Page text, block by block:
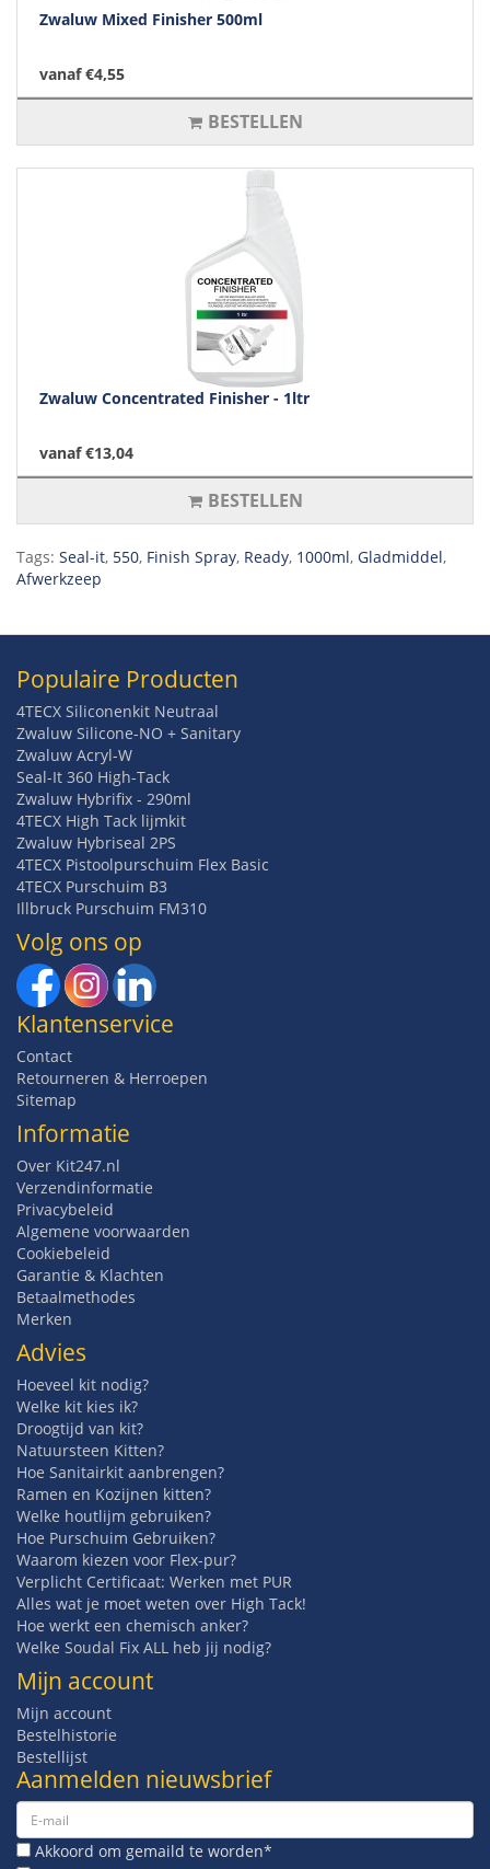
Zwaluw Mixed Finisher 500ml
vanaf €4,55
BESTELLEN
Zwaluw Concentrated Finisher - 1ltr
vanaf €13,04
BESTELLEN
Tags: Seal-it, 550, Finish Spray, Ready, 1000ml, Gladmiddel,
Afwerkzeep
Populaire Producten
4TECX Siliconenkit Neutraal
Zwaluw Silicone-NO + Sanitary
Zwaluw Acryl-W
Seal-It 360 High-Tack
Zwaluw Hybrifix - 290ml
4TECX High Tack lijmkit
Zwaluw Hybriseal 2PS
4TECX Pistoolpurschuim Flex Basic
4TECX Purschuim B3
Illbruck Purschuim FM310
Volg ons op
Klantenservice
Contact
Retourneren & Herroepen
Sitemap
Informatie
Over Kit247.nl
Verzendinformatie
Privacybeleid
Algemene voorwaarden
Cookiebeleid
Garantie & Klachten
Betaalmethodes
Merken
Advies
Hoeveel kit nodig?
Welke kit kies ik?
Droogtijd van kit?
Natuursteen Kitten?
Hoe Sanitairkit aanbrengen?
Ramen en Kozijnen kitten?
Welke houtlijm gebruiken?
Hoe Purschuim Gebruiken?
Waarom kiezen voor Flex-pur?
Verplicht Certificaat: Werken met PUR
Alles wat je moet weten over High Tack!
Hoe werkt een chemisch anker?
Welke Soudal Fix ALL heb jij nodig?
Mijn account
Mijn account
Bestelhistorie
Bestellijst
Aanmelden nieuwsbrief
Akkoord om gemaild te worden*